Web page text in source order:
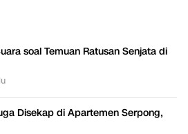
soal Temuan Ratusan Senjata di
Disekap di Apartemen Serpong,